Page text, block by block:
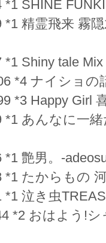
*1 SHINE
*1 精霊飛来 霧
Shiny tale
*4 ナイショの
*3 Happy Girl
*1 あんなに一
艶男。-
*1 たからもの
*1 泣き虫
*2 おはよう!